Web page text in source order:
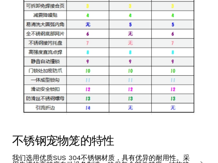
不锈钢宠物笼的特性
我们选用优质SUS 304不锈钢材质，具有优异的耐用性。采